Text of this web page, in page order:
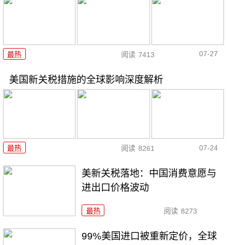
最热 阅读 7413 07-27
美国新关税措施的全球影响深度解析
最热 阅读 8261 07-24
美新关税落地：中国消费意愿与
进出口价格波动
最热 阅读 8273
99%美国进口被重新定价，全球